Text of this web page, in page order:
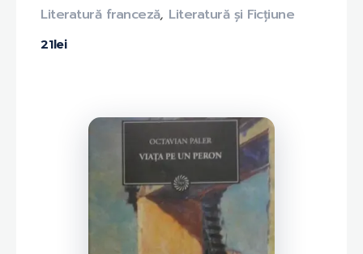
21lei
Literatură franceză, Literatură și Ficțiune